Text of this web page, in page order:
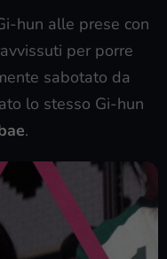
hun alle prese con
per porre
sabotato da
lo stesso Gi-hun
.